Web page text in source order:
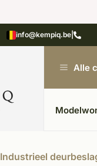
info@kempiq.beMeer
Alle
Industrieel